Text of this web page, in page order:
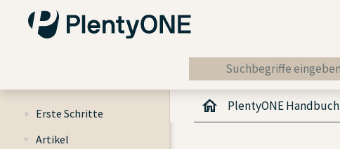
Erste Schritte
Artikel
PlentyONE Handbuch